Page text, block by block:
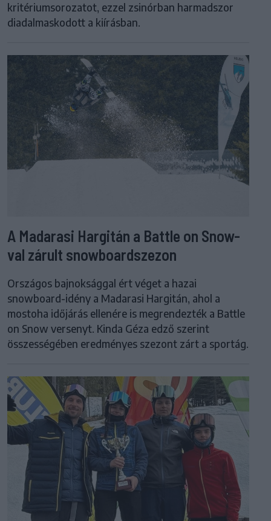
kritériumsorozatot, ezzel zsinórban harmadszor
diadalmaskodott a kiírásban.
A Madarasi Hargitán a Battle on Snow-
val zárult snowboardszezon
Országos bajnoksággal ért véget a hazai
snowboard-idény a Madarasi Hargitán, ahol a
mostoha időjárás ellenére is megrendezték a Battle
on Snow versenyt. Kinda Géza edző szerint
összességében eredményes szezont zárt a sportág.